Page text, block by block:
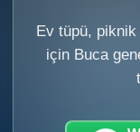
Ev tüpü, piknik
için Buca